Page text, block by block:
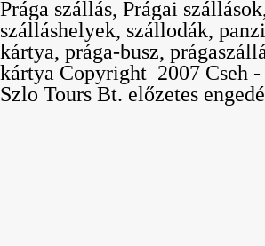
Prága szállás, Prágai
szálláshelyek, szállodák,
kártya, prága-busz,
kártya Copyright  2007
Szlo Tours Bt. előzetes